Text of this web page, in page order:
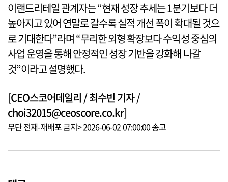
이랜드리테일 관계자는 “현재 성장 추세는 1분기보다 더
높아지고 있어 연말로 갈수록 실적 개선 폭이 확대될 것으
로 기대한다”라며 “무리한 외형 확장보다 수익성 중심의
사업 운영을 통해 안정적인 성장 기반을 강화해 나갈
것”이라고 설명했다.
[CEO스코어데일리 / 최수빈 기자 /
choi32015@ceoscore.co.kr]
무단 전재-재배포 금지> 2026-06-02 07:00:00 송고